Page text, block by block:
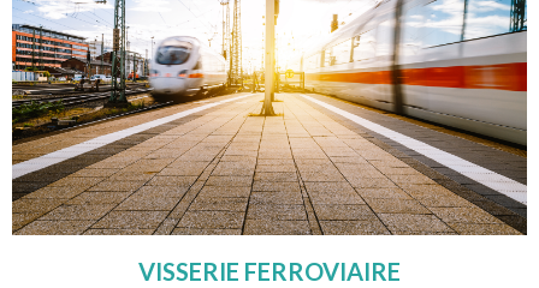
VISSERIE FERROVIAIRE